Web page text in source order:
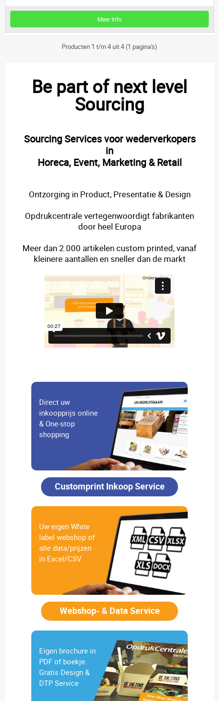
Meer Info
Producten 1 t/m 4 uit 4 (1 pagina's)
Be part of next level
Sourcing
Sourcing Services voor wederverkopers
in
Horeca, Event, Marketing & Retail
Ontzorging in Product, Presentatie & Design
Opdrukcentrale vertegenwoordigt fabrikanten
door heel Europa
Meer dan 2.000 artikelen custom printed, vanaf
kleinere aantallen en sneller dan de markt
Direct uw
inkoopprijs online
& One-stop
shopping
Customprint Inkoop Service
Uw eigen White
label webshop of
alle data/prijzen
in Excel/CSV
Webshop- & Data Service
Eigen brochure in
PDF of boekje.
Gratis Design &
DTP Service